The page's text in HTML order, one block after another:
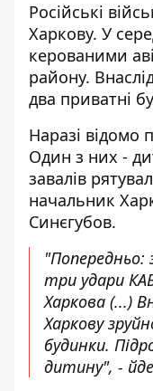
Російські
Харкову. У
керованими
району.
два приватні
Наразі відомо
Один з них -
завалів
начальник
Синєгубов.
"Попередньо:
три удари
Харкова (...)
Харкову
будинки.
дитину", -